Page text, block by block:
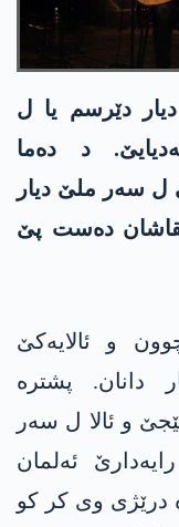
دیار دێرسم یا ل
د دەما
ل سەر ملێ دیار
دەست پێ
و ئالایەکێ
دانان. پشترە
و ئالا ل سەر
ئەلمان
درێژی وی کر کو